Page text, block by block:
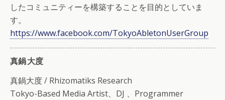
したコミュニティーを構築することを目的としていま
す。
https://www.facebook.com/TokyoAbletonUserGroup
真鍋 大度
真鍋大度 / Rhizomatiks Research
Tokyo-Based Media Artist、DJ 、Programmer